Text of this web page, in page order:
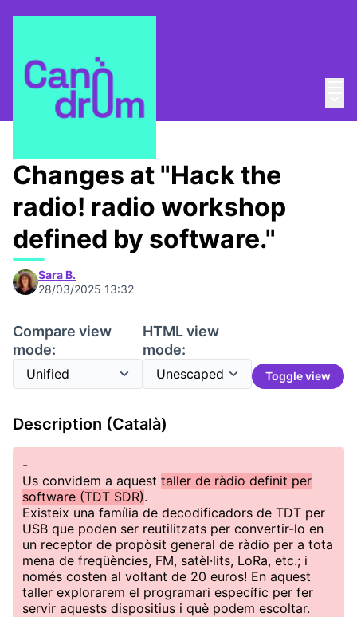
/ Canòdrom Obert
Changes at "Hack the
radio! radio workshop
defined by software."
Sara B.
28/03/2025 13:32
Compare view
mode:
HTML view
mode:
Toggle view
Description (Català)
-
Us convidem a aquest taller de ràdio definit per
software (TDT SDR).
Existeix una família de decodificadors de TDT per
USB que poden ser reutilitzats per convertir-lo en
un receptor de propòsit general de ràdio per a tota
mena de freqüències, FM, satèl·lits, LoRa, etc.; i
només costen al voltant de 20 euros! En aquest
taller explorarem el programari específic per fer
servir aquests dispositius i què podem escoltar.